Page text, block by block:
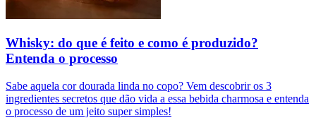
Whisky: do que é feito e como é produzido?
Entenda o processo
Sabe aquela cor dourada linda no copo? Vem descobrir os 3
ingredientes secretos que dão vida a essa bebida charmosa e entenda
o processo de um jeito super simples!